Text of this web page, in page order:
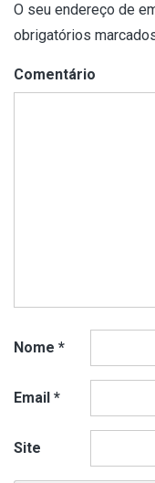
O seu endereço de
obrigatórios
Comentário
Nome *
Email *
Site